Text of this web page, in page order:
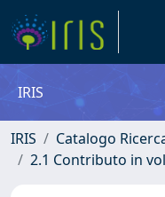
IRIS
IRIS Catalogo
2.1 Contributo in